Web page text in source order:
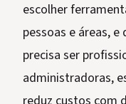
escolher
pessoas e áreas,
precisa ser
administradoras,